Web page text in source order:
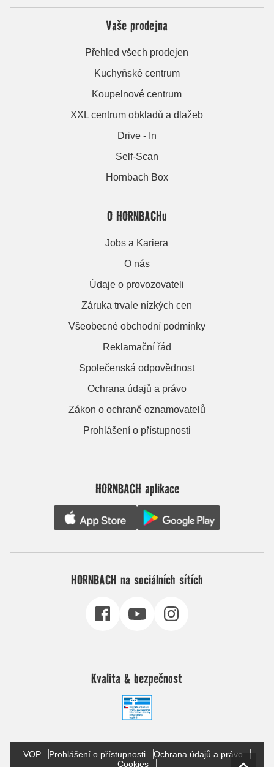
Vaše prodejna
Přehled všech prodejen
Kuchyňské centrum
Koupelnové centrum
XXL centrum obkladů a dlažeb
Drive - In
Self-Scan
Hornbach Box
O HORNBACHu
Jobs a Kariera
O nás
Údaje o provozovateli
Záruka trvale nízkých cen
Všeobecné obchodní podmínky
Reklamační řád
Společenská odpovědnost
Ochrana údajů a právo
Zákon o ochraně oznamovatelů
Prohlášení o přístupnosti
HORNBACH aplikace
HORNBACH na sociálních sítích
Kvalita & bezpečnost
VOP Prohlášení o přístupnosti
Ochrana údajů a právo
Cookies